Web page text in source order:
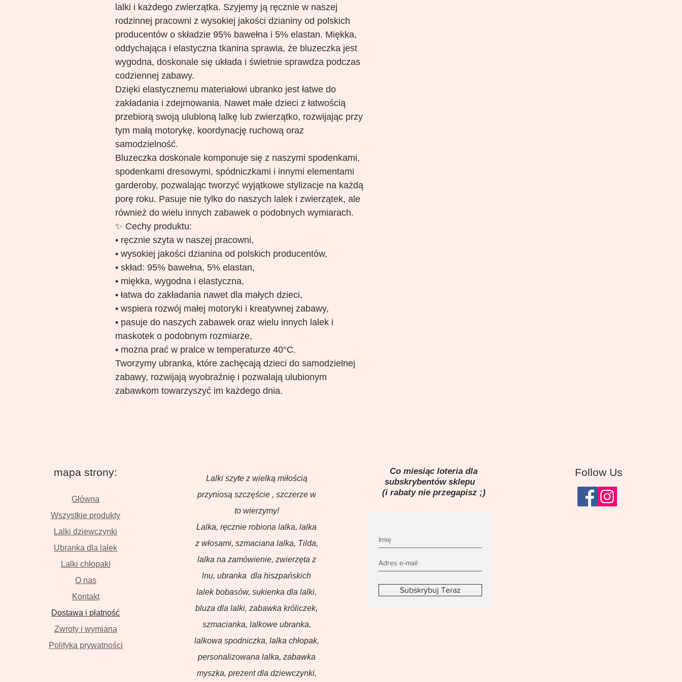
lalki i każdego zwierzątka. Szyjemy ją ręcznie w naszej
rodzinnej pracowni z wysokiej jakości dzianiny od polskich
producentów o składzie 95% bawełna i 5% elastan. Miękka,
oddychająca i elastyczna tkanina sprawia, że bluzeczka jest
wygodna, doskonale się układa i świetnie sprawdza podczas
codziennej zabawy.
Dzięki elastycznemu materiałowi ubranko jest łatwe do
zakładania i zdejmowania. Nawet małe dzieci z łatwością
przebiorą swoją ulubioną lalkę lub zwierzątko, rozwijając przy
tym małą motorykę, koordynację ruchową oraz
samodzielność.
Bluzeczka doskonale komponuje się z naszymi spodenkami,
spodenkami dresowymi, spódniczkami i innymi elementami
garderoby, pozwalając tworzyć wyjątkowe stylizacje na każdą
porę roku. Pasuje nie tylko do naszych lalek i zwierzątek, ale
również do wielu innych zabawek o podobnych wymiarach.
✨ Cechy produktu:
• ręcznie szyta w naszej pracowni,
• wysokiej jakości dzianina od polskich producentów,
• skład: 95% bawełna, 5% elastan,
• miękka, wygodna i elastyczna,
• łatwa do zakładania nawet dla małych dzieci,
• wspiera rozwój małej motoryki i kreatywnej zabawy,
• pasuje do naszych zabawek oraz wielu innych lalek i
maskotek o podobnym rozmiarze,
• można prać w pralce w temperaturze 40°C.
Tworzymy ubranka, które zachęcają dzieci do samodzielnej
zabawy, rozwijają wyobraźnię i pozwalają ulubionym
zabawkom towarzyszyć im każdego dnia.
mapa strony:
Główna
Wszystkie produkty
Lalki dziewczynki
Ubranka dla lalek
Lalki chłopaki
O nas
Kontakt
Dostawa i płatność
Zwroty i wymiana
Polityka prywatności
Lalki szyte z wielką miłością
przyniosą szczęście , szczerze w
to wierzymy!
Lalka, ręcznie robiona lalka, lalka
z włosami, szmaciana lalka, Tilda,
lalka na zamówienie, zwierzęta z
lnu, ubranka dla hiszpańskich
lalek bobasów, sukienka dla lalki,
bluza dla lalki, zabawka króliczek,
szmacianka, lalkowe ubranka,
lalkowa spodniczka, lalka chłopak,
personalizowana lalka, zabawka
myszka, prezent dla dziewczynki,
Co miesiąc loteria dla
subskrybentów sklepu
(i rabaty nie przegapisz ;)
Subskrybuj Teraz
Follow Us